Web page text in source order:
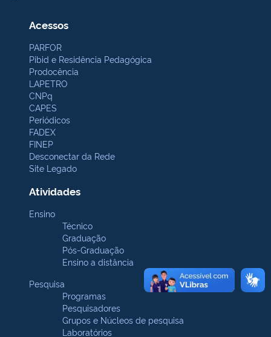
Acessos
PARFOR
Pibid e Residência Pedagógica
Prodocência
LAPETRO
CNPq
CAPES
Periódicos
FADEX
FINEP
Desconectar da Rede
Site Legado
Atividades
Ensino
Técnico
Graduação
Pós-Graduação
Ensino a distância
Pesquisa
Programas
Pesquisadores
Grupos e Núcleos de pesquisa
Laboratórios